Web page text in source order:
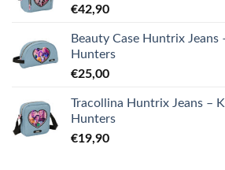
€42,90
Beauty Case Huntrix Jeans
Hunters
€25,00
Tracollina Huntrix Jeans –
Hunters
€19,90